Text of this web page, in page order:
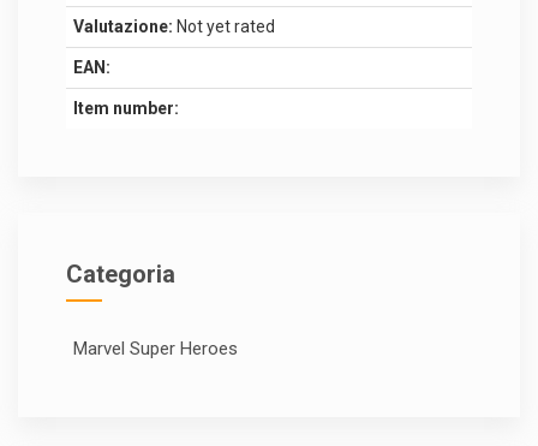
Valutazione: Not yet rated
EAN:
Item number:
Categoria
Marvel Super Heroes